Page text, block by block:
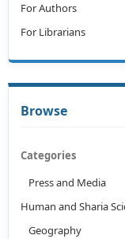
For Authors
For Librarians
Browse
Categories
Press and Media
Human and Sharia
Geography